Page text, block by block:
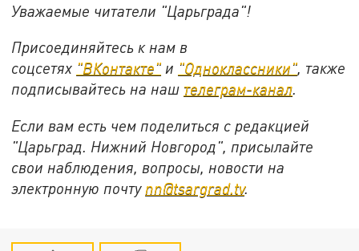
Уважаемые читатели "Царьграда"!
Присоединяйтесь к нам в
соцсетях "ВКонтакте" и "Одноклассники", также
подписывайтесь на наш телеграм-канал.
Если вам есть чем поделиться с редакцией
"Царьград. Нижний Новгород", присылайте
свои наблюдения, вопросы, новости на
электронную почту nn@tsargrad.tv.